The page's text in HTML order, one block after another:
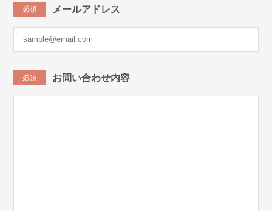
必須 メールアドレス
必須 お問い合わせ内容